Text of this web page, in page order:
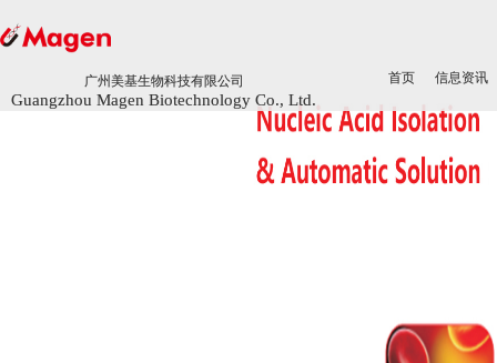
广州美基生物科技有限公司
Guangzhou Magen Biotechnology Co., Ltd.
首页 信息资讯
广州美基生物科技有限公司
Guangzhou Magen Biotechnology Co., Ltd.
首页 信息资讯